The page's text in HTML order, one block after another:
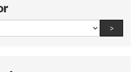
All
authors:
>Find